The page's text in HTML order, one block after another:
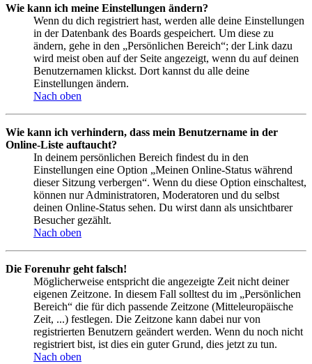
Wie kann ich meine Einstellungen ändern?
Wenn du dich registriert hast, werden alle deine Einstellungen
in der Datenbank des Boards gespeichert. Um diese zu
ändern, gehe in den „Persönlichen Bereich“; der Link dazu
wird meist oben auf der Seite angezeigt, wenn du auf deinen
Benutzernamen klickst. Dort kannst du alle deine
Einstellungen ändern.
Nach oben
Wie kann ich verhindern, dass mein Benutzername in der
Online-Liste auftaucht?
In deinem persönlichen Bereich findest du in den
Einstellungen eine Option „Meinen Online-Status während
dieser Sitzung verbergen“. Wenn du diese Option einschaltest,
können nur Administratoren, Moderatoren und du selbst
deinen Online-Status sehen. Du wirst dann als unsichtbarer
Besucher gezählt.
Nach oben
Die Forenuhr geht falsch!
Möglicherweise entspricht die angezeigte Zeit nicht deiner
eigenen Zeitzone. In diesem Fall solltest du im „Persönlichen
Bereich“ die für dich passende Zeitzone (Mitteleuropäische
Zeit, ...) festlegen. Die Zeitzone kann dabei nur von
registrierten Benutzern geändert werden. Wenn du noch nicht
registriert bist, ist dies ein guter Grund, dies jetzt zu tun.
Nach oben